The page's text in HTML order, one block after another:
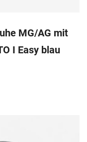
MG/AG mit
I Easy blau